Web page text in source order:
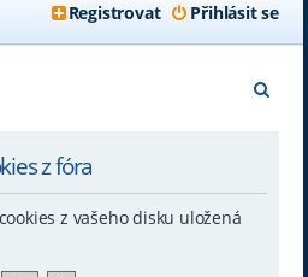
Přihlásit se
Registrovat
z fóra
z vašeho disku uložená